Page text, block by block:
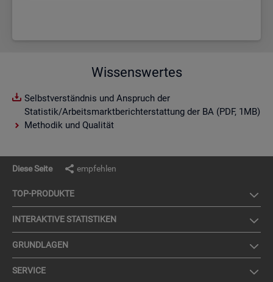
Wissenswertes
Selbstverständnis und Anspruch der
Statistik/Arbeitsmarktberichterstattung der BA (PDF, 1MB)
Methodik und Qualität
Diese Seite empfehlen
TOP-PRO­DUK­TE
IN­TER­AK­TI­VE STA­TIS­TI­KEN
GRUND­LA­GEN
SER­VICE